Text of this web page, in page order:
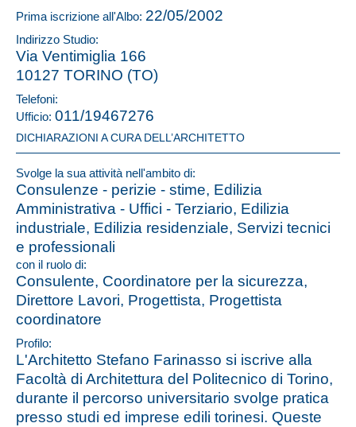
Prima iscrizione all'Albo: 22/05/2002
Indirizzo Studio:
Via Ventimiglia 166
10127 TORINO (TO)
Telefoni:
Ufficio: 011/19467276
DICHIARAZIONI A CURA DELL’ARCHITETTO
Svolge la sua attività nell'ambito di:
Consulenze - perizie - stime, Edilizia
Amministrativa - Uffici - Terziario, Edilizia
industriale, Edilizia residenziale, Servizi tecnici
e professionali
con il ruolo di:
Consulente, Coordinatore per la sicurezza,
Direttore Lavori, Progettista, Progettista
coordinatore
Profilo:
L'Architetto Stefano Farinasso si iscrive alla
Facoltà di Architettura del Politecnico di Torino,
durante il percorso universitario svolge pratica
presso studi ed imprese edili torinesi. Queste